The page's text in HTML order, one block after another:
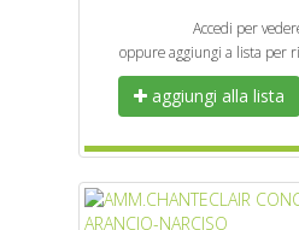
Accedi per
oppure aggiungi a lista per
aggiungi alla lista